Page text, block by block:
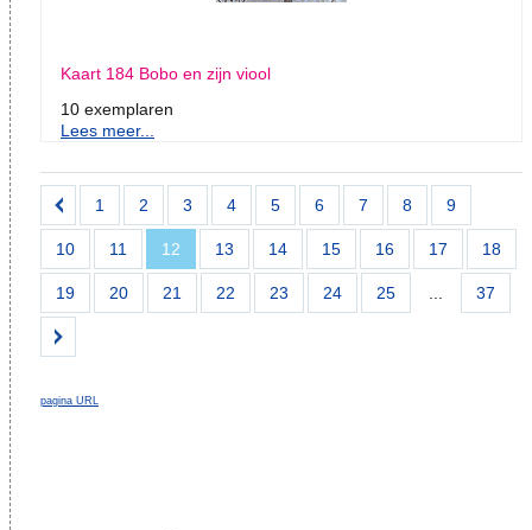
Kaart 184 Bobo en zijn viool
10 exemplaren
Lees meer...
1 2 3 4 5 6 7 8 9
10 11 12 13 14 15 16 17 18
19 20 21 22 23 24 25 ... 37
pagina URL